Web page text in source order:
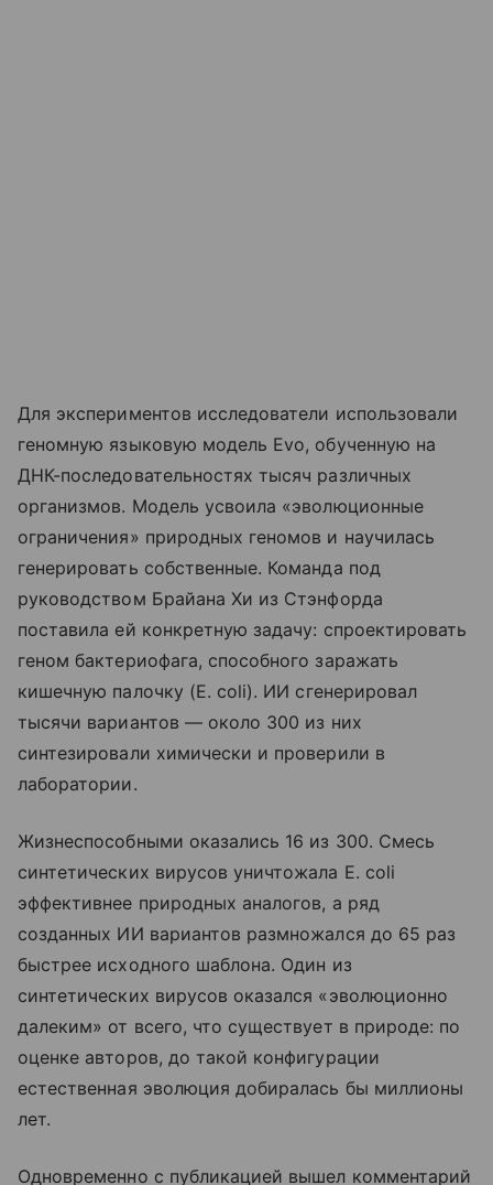
Для экспериментов исследователи использовали
геномную языковую модель Evo, обученную на
ДНК-последовательностях тысяч различных
организмов. Модель усвоила «эволюционные
ограничения» природных геномов и научилась
генерировать собственные. Команда под
руководством Брайана Хи из Стэнфорда
поставила ей конкретную задачу: спроектировать
геном бактериофага, способного заражать
кишечную палочку (E. coli). ИИ сгенерировал
тысячи вариантов — около 300 из них
синтезировали химически и проверили в
лаборатории.
Жизнеспособными оказались 16 из 300. Смесь
синтетических вирусов уничтожала E. coli
эффективнее природных аналогов, а ряд
созданных ИИ вариантов размножался до 65 раз
быстрее исходного шаблона. Один из
синтетических вирусов оказался «эволюционно
далеким» от всего, что существует в природе: по
оценке авторов, до такой конфигурации
естественная эволюция добиралась бы миллионы
лет.
Одновременно с публикацией вышел комментарий